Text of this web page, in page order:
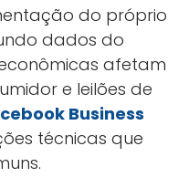
do próprio
dados do
afetam
e leilões de
Business
técnicas que